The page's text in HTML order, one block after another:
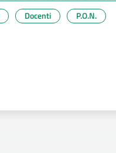
Docenti P.O.N.